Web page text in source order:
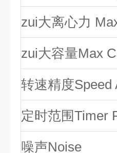
zui大离心力
zui大容量Max
转速精度Speed
定时范围Timer
噪声Noise